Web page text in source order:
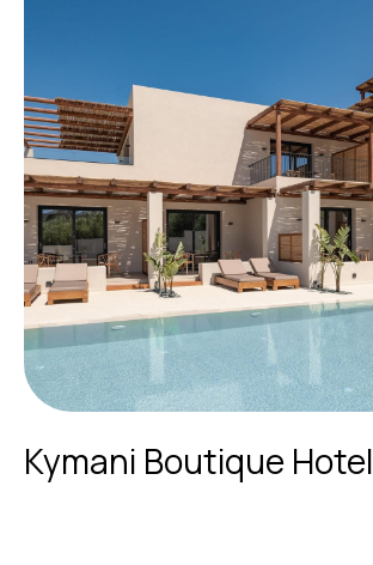
Kymani Boutique Hotel